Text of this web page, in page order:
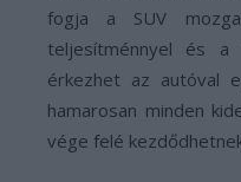
fogja a SUV
teljesítménnyel és
érkezhet az autóval
hamarosan minden
vége felé